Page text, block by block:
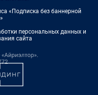
«Подписка без баннерной
персональных данных и
сайта